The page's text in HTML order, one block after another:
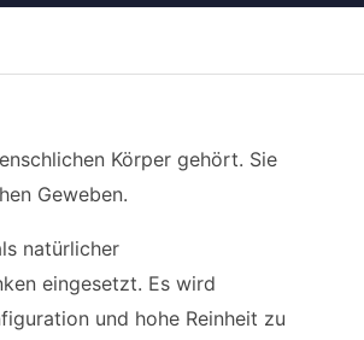
Körper gehört. Sie
Geweben.
natürlicher
eingesetzt. Es wird
und hohe Reinheit zu